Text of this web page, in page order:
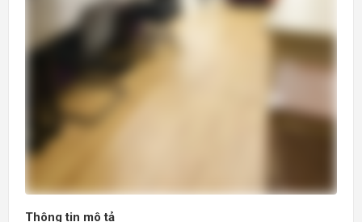
Thông tin mô tả